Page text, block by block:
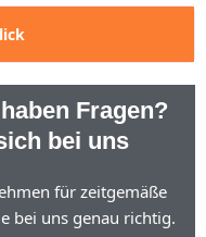
Fragen?
bei uns
für zeitgemäße
bei uns genau richtig.